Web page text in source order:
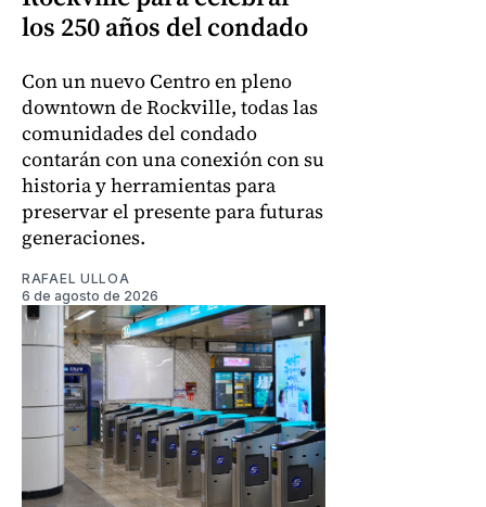
los 250 años del condado
Con un nuevo Centro en pleno
downtown de Rockville, todas las
comunidades del condado
contarán con una conexión con su
historia y herramientas para
preservar el presente para futuras
generaciones.
RAFAEL ULLOA
6 de agosto de 2026